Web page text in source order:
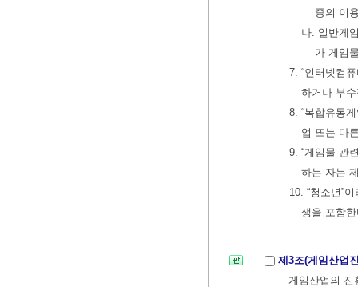
중의 이
나. 일반게
가 게임
7. “인터넷컴
하거나 부
8. “복합유통
업 또는 다
9. “게임물 관
하는 자는
10. “청소년”
생을 포함
제3조(게임산업
게임산업의 진